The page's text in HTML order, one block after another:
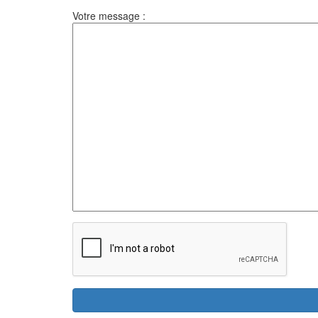
Votre message :